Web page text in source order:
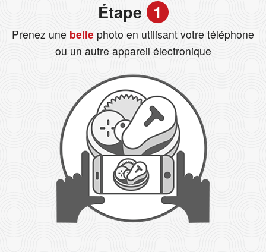
Étape 1
Prenez une belle photo en utilisant votre téléphone
ou un autre appareil électronique